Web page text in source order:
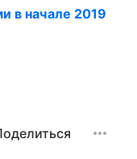
в начале 2019